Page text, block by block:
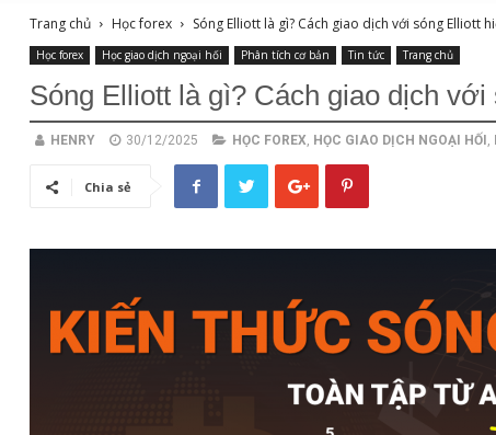
Trang chủ Học forex Sóng Elliott là gì? Cách giao dịch với sóng Elliott
Học forex Học giao dịch ngoại hối Phân tích cơ bản Tin tức Trang chủ
Sóng Elliott là gì? Cách giao dịch
HENRY 30/12/2025 HỌC FOREX, HỌC GIAO DỊCH NGOẠI HỐI ,
Chia sẻ